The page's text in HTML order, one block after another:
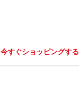
今すぐショッピングする